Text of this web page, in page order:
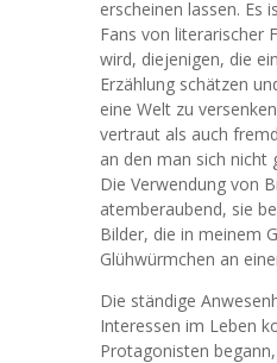
erscheinen lassen. Es
Fans von literarischer
wird, diejenigen, die
Erzählung schätzen
eine Welt zu
vertraut als auch
an den man sich nicht
Die Verwendung von
atemberaubend, sie
Bilder, die in meinem
Glühwürmchen an
Die ständige
Interessen im Leben
Protagonisten